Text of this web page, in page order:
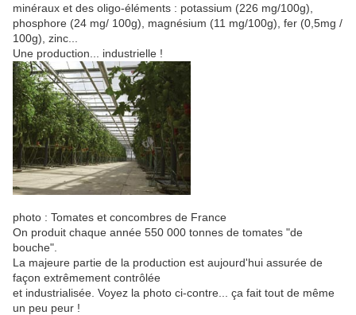
minéraux et des oligo-éléments : potassium (226 mg/100g),
phosphore (24 mg/ 100g), magnésium (11 mg/100g), fer (0,5mg /
100g), zinc...
Une production... industrielle !
photo : Tomates et concombres de France
On produit chaque année 550 000 tonnes de tomates "de
bouche".
La majeure partie de la production est aujourd'hui assurée de
façon extrêmement contrôlée
et industrialisée. Voyez la photo ci-contre... ça fait tout de même
un peu peur !